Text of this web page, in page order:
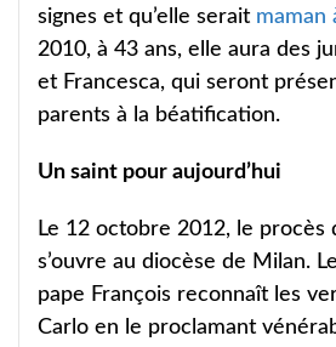
signes et qu’elle serait maman
2010, à 43 ans, elle aura des
et Francesca, qui seront
parents à la béatification.
Un saint pour aujourd’hui
Le 12 octobre 2012, le procès
s’ouvre au diocèse de Milan.
pape François reconnaît les
Carlo en le proclamant